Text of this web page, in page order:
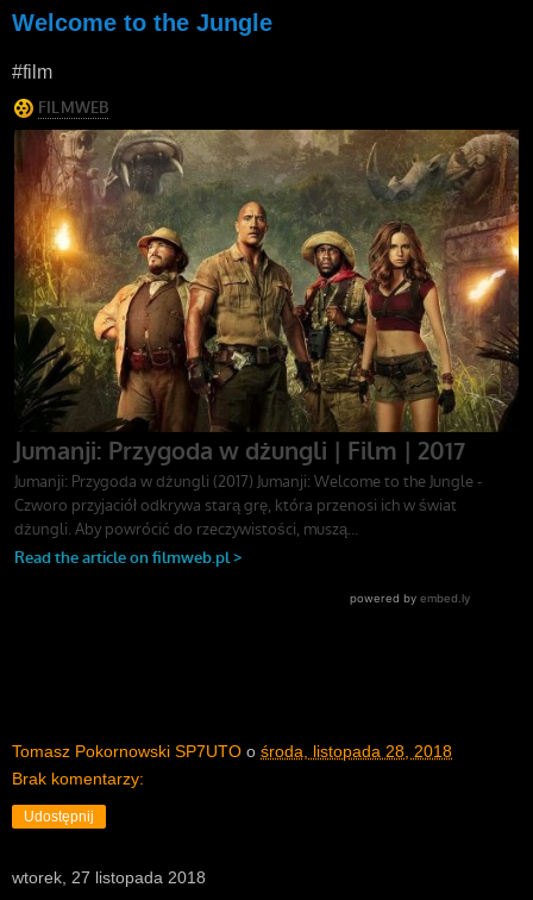
Welcome to the Jungle
#film
Tomasz Pokornowski SP7UTO o środa, listopada 28, 2018
Brak komentarzy:
Udostępnij
wtorek, 27 listopada 2018